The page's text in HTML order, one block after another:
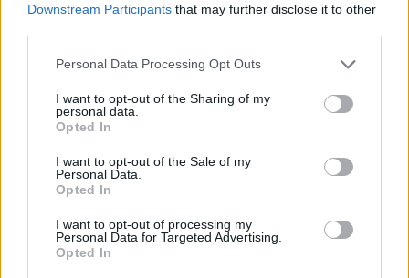
Downstream Participants that may further disclose it to other
Personal Data Processing Opt Outs
I want to opt-out of the Sharing of my
personal data.
Opted In
I want to opt-out of the Sale of my
Personal Data.
Opted In
I want to opt-out of processing my
Personal Data for Targeted Advertising.
Opted In